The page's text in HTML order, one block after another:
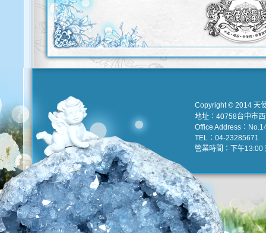
Copyright © 2014 天
地址：40758台中市
Office Address：
TEL：04-23285671
營業時間：下午13:00